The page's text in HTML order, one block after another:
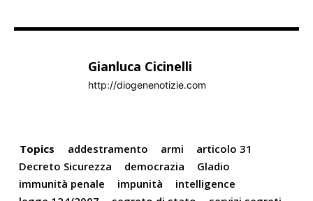
Gianluca Cicinelli
http://diogenenotizie.com
Topics addestramento armi
articolo 31
Decreto Sicurezza
democrazia
Gladio
immunità penale
impunità
intelligence